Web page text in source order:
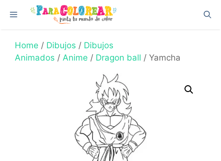
content
Menu
Home / Dibujos / Dibujos
Animados / Anime / Dragon ball / Yamcha